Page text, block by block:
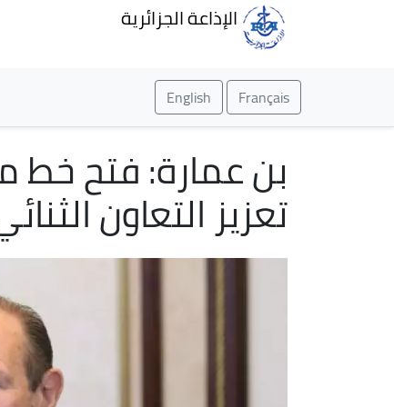
الإذاعة الجزائرية
Français
English
بن عمارة: فتح خط
تعزيز التعاون